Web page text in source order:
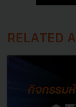
RELATED